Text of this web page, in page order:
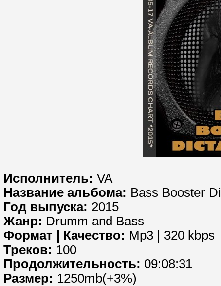
Исполнитель: VA
Название альбома: Bass Booster
Год выпуска: 2015
Жанр: Drumm and Bass
Формат | Качество: Mp3 | 320 kbps
Треков: 100
Продолжительность: 09:08:31
Размер: 1250mb(+3%)